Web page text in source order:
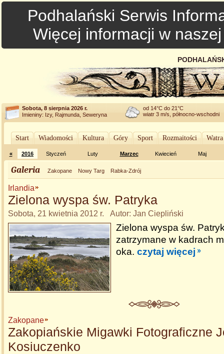
Podhalański Serwis
Więcej informacji w
Sobota, 8 sierpnia 2026 r.
Imieniny: Izy, Rajmunda, Seweryna
od 14°C do 21°C
wiatr 3 m/s, północno-wschodni
Start Wiadomości Kultura Góry Sport Rozmaitości
« 2016 Styczeń Luty Marzec Kwiecień Maj
Galeria Zakopane Nowy Targ Rabka-Zdrój
Irlandia
Zielona wyspa św. Patryka
Sobota, 21 kwietnia 2012 r. Autor: Jan Ciepliński
Zielona wyspa św.
zatrzymane w kadrach
oka. czytaj więcej
Zakopane
Zakopiańskie Migawki Fotograficzne
Kosiuczenko